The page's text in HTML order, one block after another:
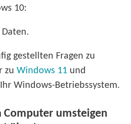
10:
gestellten Fragen zu
zuWindows 11 und
Windows-Betriebssystem.
Computer umsteigen